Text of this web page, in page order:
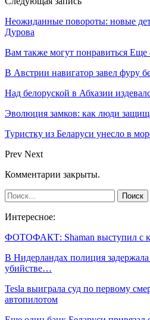
Неожиданные повороты: новые
Дурова
Вам также могут понравиться Еще
В Австрии навигатор завел фуру
Над белоруской в Абхазии
Эволюция замков: как люди
Туристку из Беларуси унесло в
Prev Next
Комментарии закрыты.
Интересное:
ФОТОФАКТ: Shaman выступил с
В Нидерландах полиция задержала
убийстве…
Tesla выиграла суд по первому
автопилотом